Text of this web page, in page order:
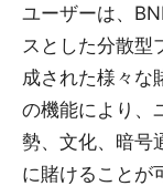
ユーザーは、
スとした分散
成された様々な
の機能により、
勢、文化、暗号
に賭けることが